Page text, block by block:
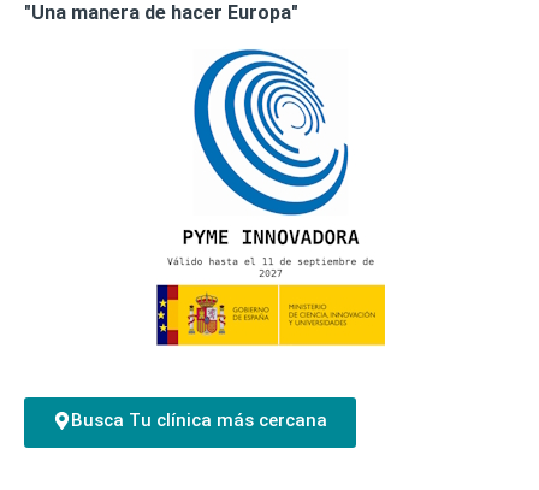
"Una manera de hacer Europa"
Busca Tu clínica más cercana